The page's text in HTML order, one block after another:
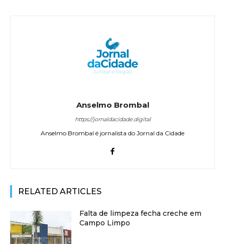
Anselmo Brombal
https://jornaldacidade.digital
Anselmo Brombal é jornalista do Jornal da Cidade
RELATED ARTICLES
Falta de limpeza fecha creche em
Campo Limpo